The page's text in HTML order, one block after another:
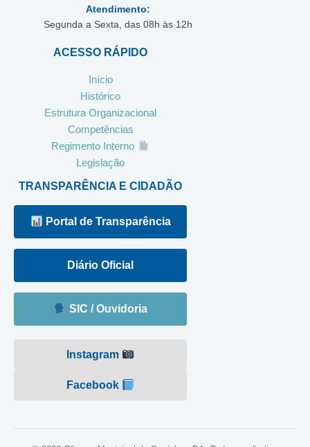
Atendimento:
Segunda a Sexta, das 08h às 12h
ACESSO RÁPIDO
Início
Histórico
Estrutura Organizacional
Competências
Regimento Interno
Legislação
TRANSPARÊNCIA E CIDADÃO
Portal de Transparência
Diário Oficial
SIC / Ouvidoria
Instagram
Facebook